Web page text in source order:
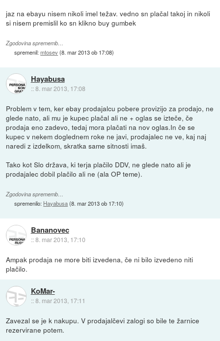
jaz na ebayu nisem nikoli imel težav. vedno sn plačal takoj in nikoli
si nisem premislil ko sn klikno buy gumbek
Zgodovina sprememb…
spremenil:mtosev(8. mar 2013 ob 17:08)
Hayabusa
::8. mar 2013, 17:08
Problem v tem, ker ebay prodajalcu pobere provizijo za prodajo, ne
glede nato, ali mu je kupec plačal ali ne + oglas se izteče, če
prodaja eno zadevo, tedaj mora plačati na nov oglas.In če se
kupec v nekem doglednem roke ne javi, prodajalec ne ve, kaj naj
naredi z izdelkom, skratka same sitnosti imaš.
Tako kot Slo država, ki terja plačilo DDV, ne glede nato ali je
prodajalec dobil plačilo ali ne (ala OP teme).
Zgodovina sprememb…
spremenilo: Hayabusa(8. mar 2013 ob 17:10)
Bananovec
::8. mar 2013, 17:10
Ampak prodaja ne more biti izvedena, če ni bilo izvedeno niti
plačilo.
KoMar-
::8. mar 2013, 17:11
Zavezal se je k nakupu. V prodajalčevi zalogi so bile te žarnice
rezervirane potem.